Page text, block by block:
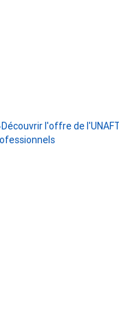
Découvrir l'offre de